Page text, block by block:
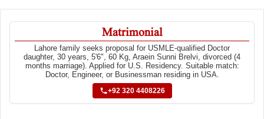
Matrimonial
Lahore family seeks proposal for USMLE-qualified Doctor
daughter, 30 years, 5'6", 60 Kg, Araein Sunni Brelvi, divorced (4
months marriage). Applied for U.S. Residency. Suitable match:
Doctor, Engineer, or Businessman residing in USA.
+92 320 4408226